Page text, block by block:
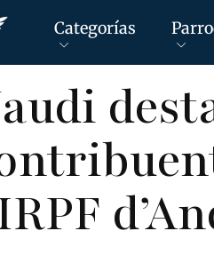
Categorías